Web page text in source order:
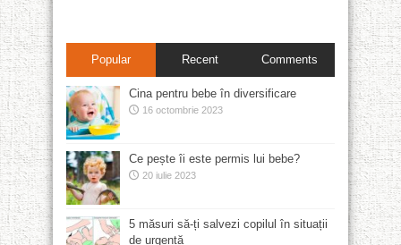
Popular Recent Comments
Cina pentru bebe în diversificare
16 octombrie 2023
Ce pește îi este permis lui bebe?
20 iulie 2023
5 măsuri să-ți salvezi copilul în situații
de urgență